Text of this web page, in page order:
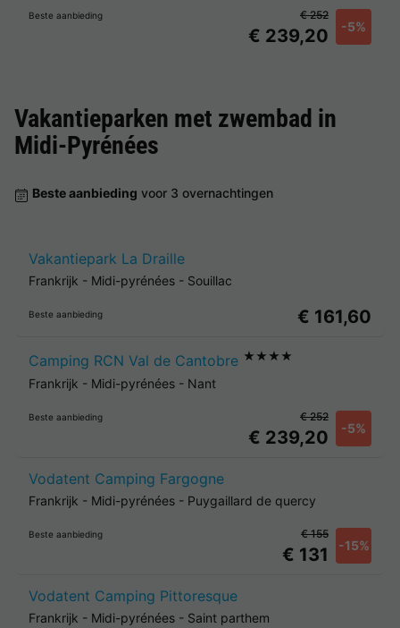
Beste aanbieding
€ 239,20 -5%
€ 252
Vakantieparken met zwembad in
Midi-Pyrénées
Beste aanbieding voor 3 overnachtingen
Vakantiepark La Draille
Frankrijk - Midi-pyrénées - Souillac
Beste aanbieding € 161,60
Camping RCN Val de Cantobre ★★★★
Frankrijk - Midi-pyrénées - Nant
Beste aanbieding
€ 239,20 -5%
€ 252
Vodatent Camping Fargogne
Frankrijk - Midi-pyrénées - Puygaillard de quercy
Beste aanbieding
€ 131 -15%
€ 155
Vodatent Camping Pittoresque
Frankrijk - Midi-pyrénées - Saint parthem